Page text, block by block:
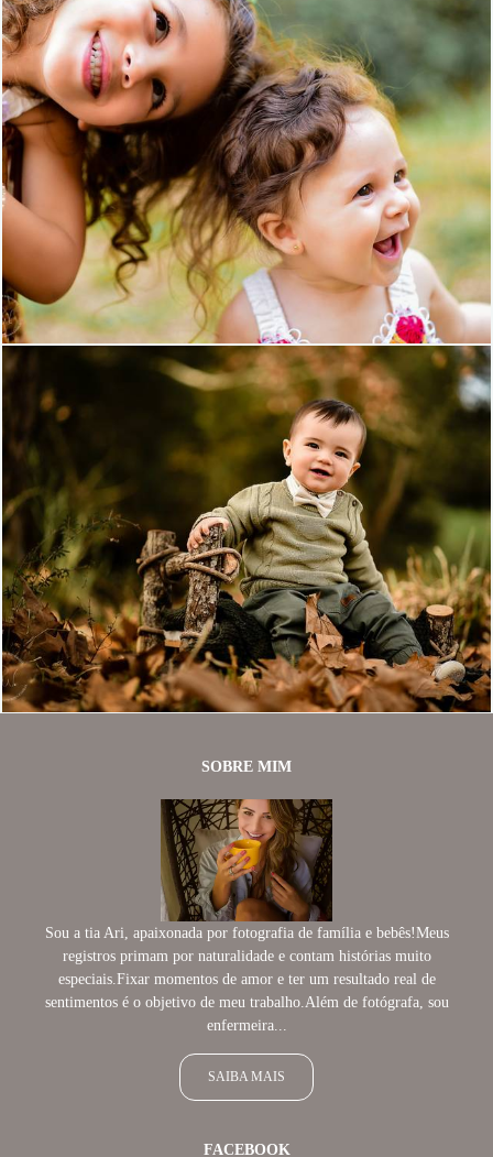
562 0
1091 52
SOBRE MIM
Sou a tia Ari, apaixonada por fotografia de família e bebês!Meus
registros primam por naturalidade e contam histórias muito
especiais.Fixar momentos de amor e ter um resultado real de
sentimentos é o objetivo de meu trabalho.Além de fotógrafa, sou
enfermeira...
SAIBA MAIS
FACEBOOK